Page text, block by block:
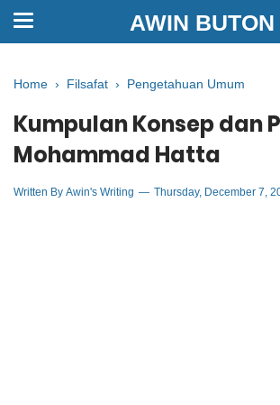
AWIN BUTON
Home › Filsafat › Pengetahuan Umum
Kumpulan Konsep dan
Mohammad Hatta
Written By Awin's Writing Thursday, December 7,